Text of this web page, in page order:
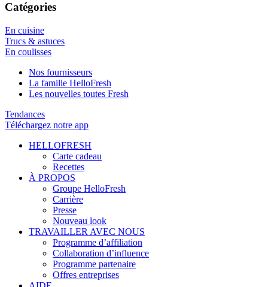
Catégories
En cuisine
Trucs & astuces
En coulisses
Nos fournisseurs
La famille HelloFresh
Les nouvelles toutes Fresh
Tendances
Téléchargez notre app
HELLOFRESH
Carte cadeau
Recettes
À PROPOS
Groupe HelloFresh
Carrière
Presse
Nouveau look
TRAVAILLER AVEC NOUS
Programme d’affiliation
Collaboration d’influence
Programme partenaire
Offres entreprises